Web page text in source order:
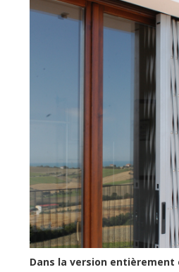
Dans la version entièrement